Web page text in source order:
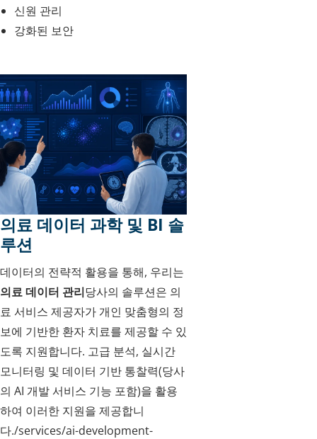
신원 관리
강화된 보안
의료 데이터 과학 및 BI 솔
루션
데이터의 전략적 활용을 통해, 우리는
의료 데이터 관리당사의 솔루션은 의
료 서비스 제공자가 개인 맞춤형의 정
보에 기반한 환자 치료를 제공할 수 있
도록 지원합니다. 고급 분석, 실시간
모니터링 및 데이터 기반 통찰력(당사
의 AI 개발 서비스 기능 포함)을 활용
하여 이러한 지원을 제공합니
다./services/ai-development-